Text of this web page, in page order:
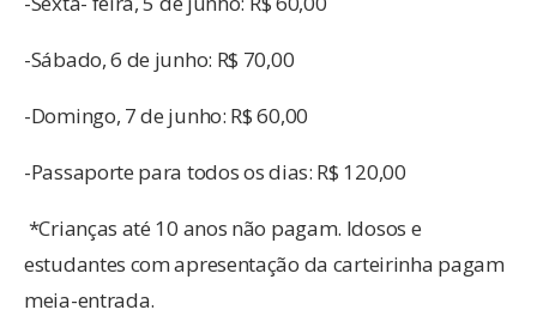
-Sábado, 6 de junho: R$ 70,00
-Domingo, 7 de junho: R$ 60,00
-Passaporte para todos os dias: R$ 120,00
*Crianças até 10 anos não pagam. Idosos e
estudantes com apresentação da carteirinha pagam
meia-entrada.